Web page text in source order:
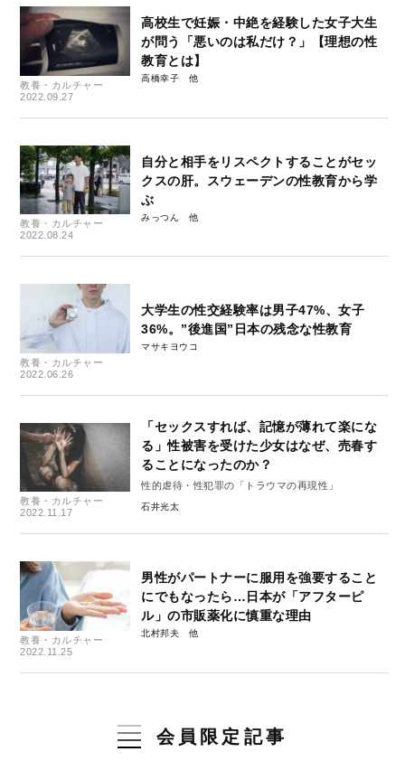
教養・カルチャー
2022.09.27
高校生で妊娠・中絶を経験した女子大生
が問う「悪いのは私だけ？」【理想の性
教育とは】
高橋幸子
教養・カルチャー
2022.08.24
自分と相手をリスペクトすることがセッ
クスの肝。スウェーデンの性教育から学
ぶ
みっつん
教養・カルチャー
2022.06.26
大学生の性交経験率は男子47%、女子
36%。”後進国”日本の残念な性教育
マサキヨウコ
教養・カルチャー
2022.11.17
「セックスすれば、記憶が薄れて楽にな
る」性被害を受けた少女はなぜ、売春す
ることになったのか？
性的虐待・性犯罪の「トラウマの再現性」
石井光太
教養・カルチャー
2022.11.25
男性がパートナーに服用を強要すること
にでもなったら…日本が「アフターピ
ル」の市販薬化に慎重な理由
北村邦夫
会員限定記事